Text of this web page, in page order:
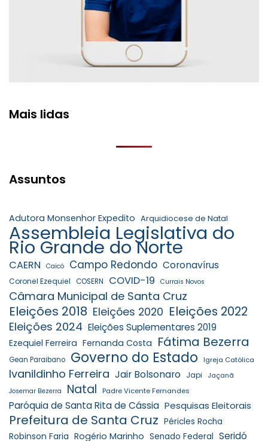
Mais lidas
Assuntos
Adutora Monsenhor Expedito Arquidiocese de Natal
Assembleia Legislativa do
Rio Grande do Norte
CAERN Caicó Campo Redondo Coronavírus
Coronel Ezequiel COSERN COVID-19 Currais Novos
Câmara Municipal de Santa Cruz
Eleições 2018 Eleições 2020 Eleições 2022
Eleições 2024 Eleições Suplementares 2019
Ezequiel Ferreira Fernanda Costa Fátima Bezerra
Gean Paraibano Governo do Estado Igreja Católica
Ivanildinho Ferreira Jair Bolsonaro Japi Jaçanã
Josemar Bezerra Natal Padre Vicente Fernandes
Paróquia de Santa Rita de Cássia Pesquisas Eleitorais
Prefeitura de Santa Cruz Péricles Rocha
Robinson Faria Rogério Marinho Senado Federal Seridó